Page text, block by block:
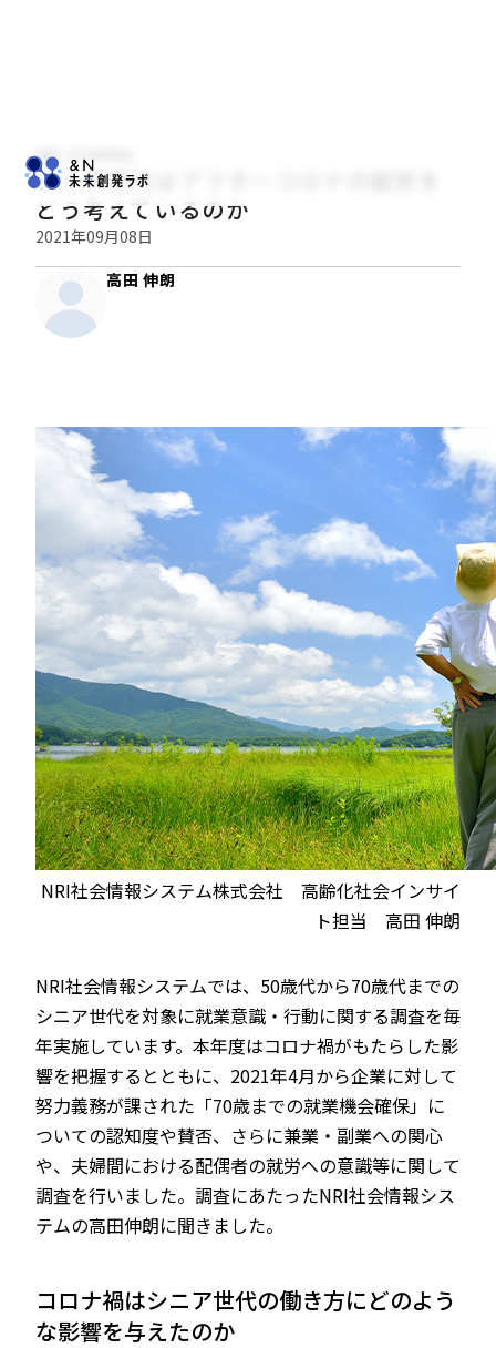
NRI JOURNAL
シニア世代はアフターコロナの就労を
どう考えているのか
2021年09月08日
高田 伸朗
NRI社会情報システム株式会社 高齢化社会インサイ
ト担当 高田 伸朗
NRI社会情報システムでは、50歳代から70歳代までの
シニア世代を対象に就業意識・行動に関する調査を毎
年実施しています。本年度はコロナ禍がもたらした影
響を把握するとともに、2021年4月から企業に対して
努力義務が課された「70歳までの就業機会確保」に
ついての認知度や賛否、さらに兼業・副業への関心
や、夫婦間における配偶者の就労への意識等に関して
調査を行いました。調査にあたったNRI社会情報シス
テムの高田伸朗に聞きました。
コロナ禍はシニア世代の働き方にどのよう
な影響を与えたのか